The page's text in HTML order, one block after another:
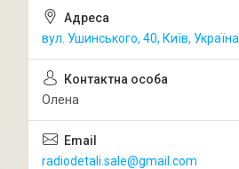
вул. Ушинського, 40, Київ, Україна
Олена
radiodetali.sale@gmail.com